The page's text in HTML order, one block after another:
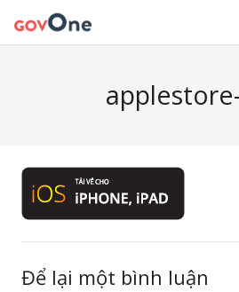
HỖ TRỢ
LIÊN HỆ
Để lại một bình luận